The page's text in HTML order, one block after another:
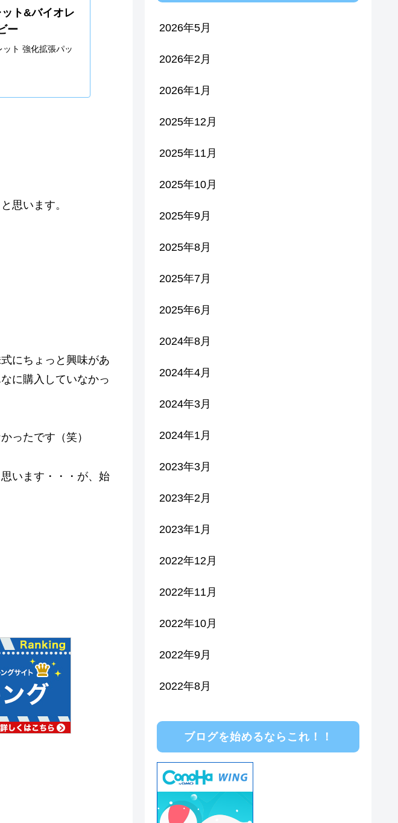
ト&バイオレ
ー
ト 強化拡張パッ
思います。
にちょっと興味があ
に購入していなかっ
ったです（笑）
います・・・が、始
2026年5月
2026年2月
2026年1月
2025年12月
2025年11月
2025年10月
2025年9月
2025年8月
2025年7月
2025年6月
2024年8月
2024年4月
2024年3月
2024年1月
2023年3月
2023年2月
2023年1月
2022年12月
2022年11月
2022年10月
2022年9月
2022年8月
ブログを始めるならこれ！！